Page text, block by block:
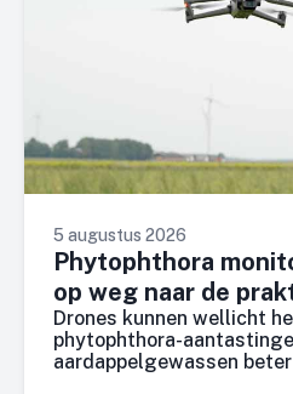
5 augustus 2026
Phytophthora
op weg naar de
Drones kunnen wellicht
phytophthora-
aardappelgewassen